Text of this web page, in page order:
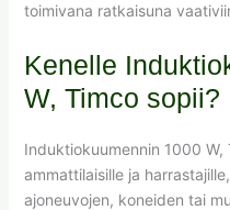
toimivana ratkaisuna
Kenelle
W, Timco sopii?
Induktiokuumennin 1000
ammattilaisille ja
ajoneuvojen, koneiden tai